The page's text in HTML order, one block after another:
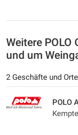
Weitere
und um
2 Geschäfte und Orte
POLO